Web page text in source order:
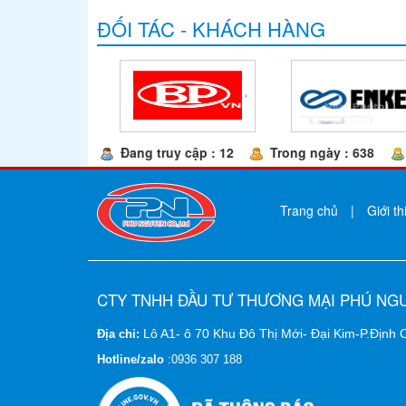
ĐỐI TÁC - KHÁCH HÀNG
Đang truy cập : 12 Trong ngày : 638
Trang chủ | Giới
CTY TNHH ĐẦU TƯ THƯƠNG MẠI PHÚ
Địa chỉ: Lô A1- ô 70 Khu Đô Thị Mới- Đại Kim-P.Định
Hotline/zalo :0936 307 188